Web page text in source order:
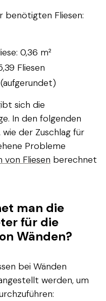
benötigten Fliesen:
0,36 m²
Fliesen
sich die
In den folgenden
der Zuschlag für
Probleme
von Fliesen berechnet
man die
für die
Wänden?
bei Wänden
werden, um